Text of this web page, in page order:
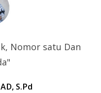
Nomor satu Dan
S.Pd